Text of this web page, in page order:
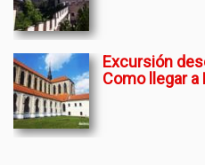
Excursión
Como llegar a